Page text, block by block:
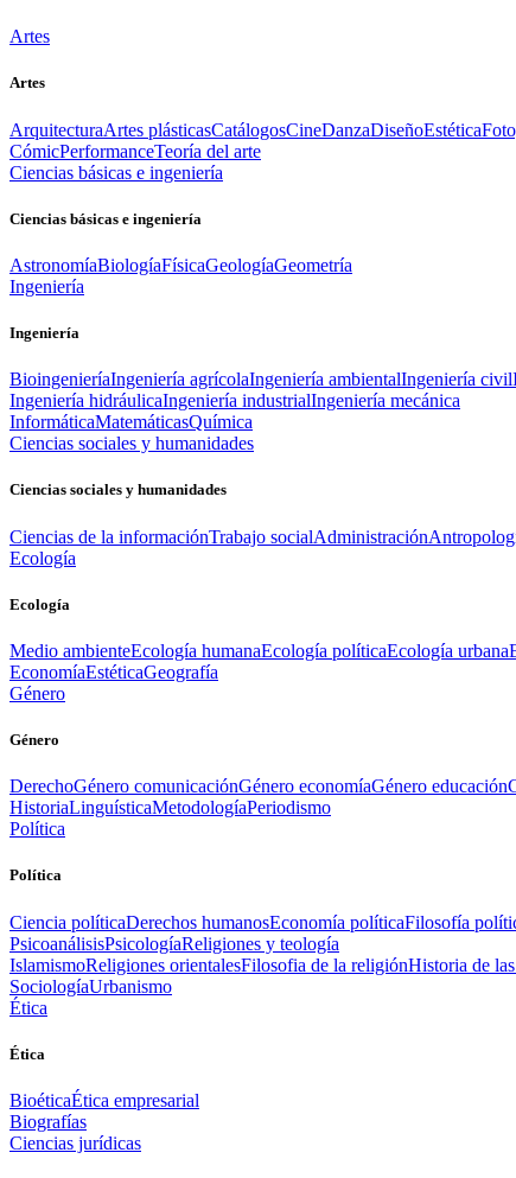
Artes
Artes
ArquitecturaArtes plásticasCatálogosCineDanzaDiseñoEstética
CómicPerformanceTeoría del arte
Ciencias básicas e ingeniería
Ciencias básicas e ingeniería
AstronomíaBiologíaFísicaGeologíaGeometría
Ingeniería
Ingeniería
BioingenieríaIngeniería agrícolaIngeniería ambientalIngeniería civil
Ingeniería hidráulicaIngeniería industrialIngeniería mecánica
InformáticaMatemáticasQuímica
Ciencias sociales y humanidades
Ciencias sociales y humanidades
Ciencias de la informaciónTrabajo socialAdministración
Ecología
Ecología
Medio ambienteEcología humanaEcología políticaEcología urbana
EconomíaEstéticaGeografía
Género
Género
DerechoGénero comunicaciónGénero economíaGénero educación
HistoriaLinguísticaMetodologíaPeriodismo
Política
Política
Ciencia políticaDerechos humanosEconomía políticaFilosofía
PsicoanálisisPsicologíaReligiones y teología
IslamismoReligiones orientalesFilosofia de la religiónHistoria de
SociologíaUrbanismo
Ética
Ética
BioéticaÉtica empresarial
Biografías
Ciencias jurídicas